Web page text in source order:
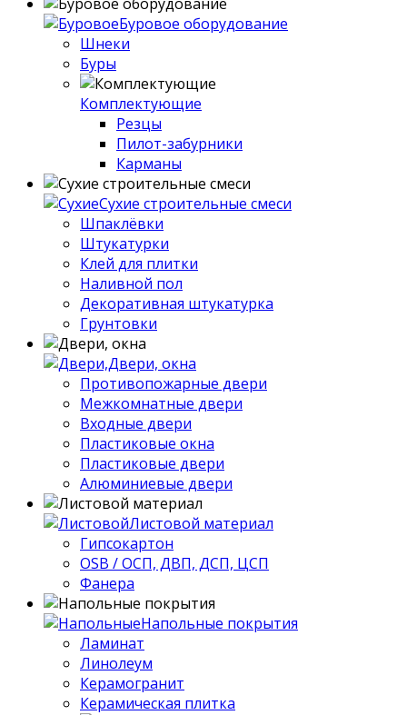
Буровое оборудование
Шнеки
Буры
Комплектующие
Резцы
Пилот-забурники
Карманы
Сухие строительные смеси
Шпаклёвки
Штукатурки
Клей для плитки
Наливной пол
Декоративная штукатурка
Грунтовки
Двери, окна
Противопожарные двери
Межкомнатные двери
Входные двери
Пластиковые окна
Пластиковые двери
Алюминиевые двери
Листовой материал
Гипсокартон
OSB / ОСП, ДВП, ДСП, ЦСП
Фанера
Напольные покрытия
Ламинат
Линолеум
Керамогранит
Керамическая плитка